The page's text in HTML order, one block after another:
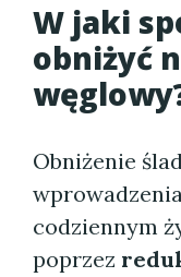
W jaki
obniżyć
Obniżenie
codziennym
poprzez